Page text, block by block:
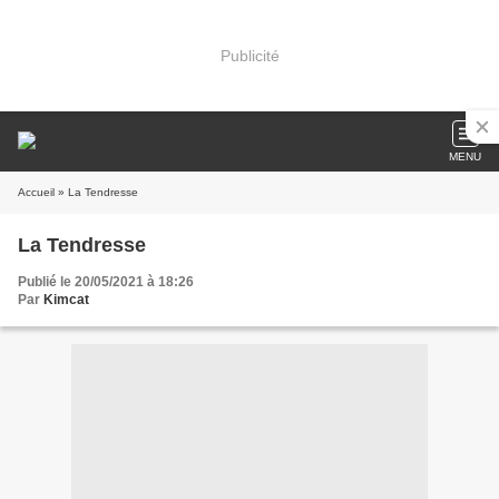
Publicité
MENU
Accueil » La Tendresse
La Tendresse
Publié le 20/05/2021 à 18:26
Par Kimcat